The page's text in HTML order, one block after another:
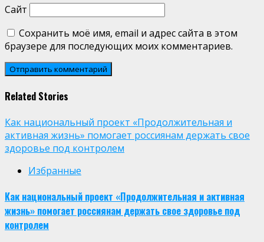
Сайт
Сохранить моё имя, email и адрес сайта в этом
браузере для последующих моих комментариев.
Related Stories
Как национальный проект «Продолжительная и
активная жизнь» помогает россиянам держать свое
здоровье под контролем
Избранные
Как национальный проект «Продолжительная и активная
жизнь» помогает россиянам держать свое здоровье под
контролем